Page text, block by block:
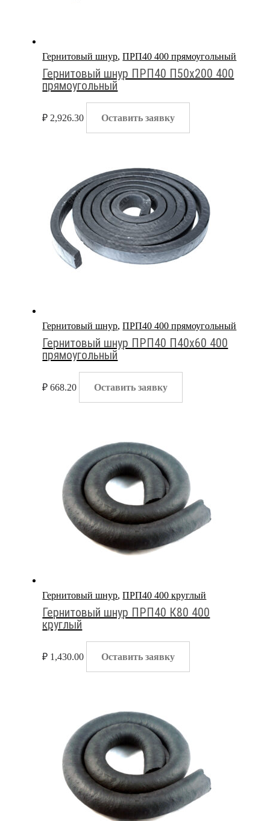
Гернитовый шнур,ПРП40 400 прямоугольный
Гернитовый шнур ПРП40 П50х200 400
прямоугольный
₽ 2,926.30 Оставить заявку
Гернитовый шнур,ПРП40 400 прямоугольный
Гернитовый шнур ПРП40 П40х60 400
прямоугольный
₽ 668.20 Оставить заявку
Гернитовый шнур,ПРП40 400 круглый
Гернитовый шнур ПРП40 К80 400
круглый
₽ 1,430.00 Оставить заявку